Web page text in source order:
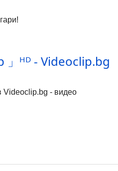
ᴴᴰ - Videoclip.bg
Videoclip.bg - видео